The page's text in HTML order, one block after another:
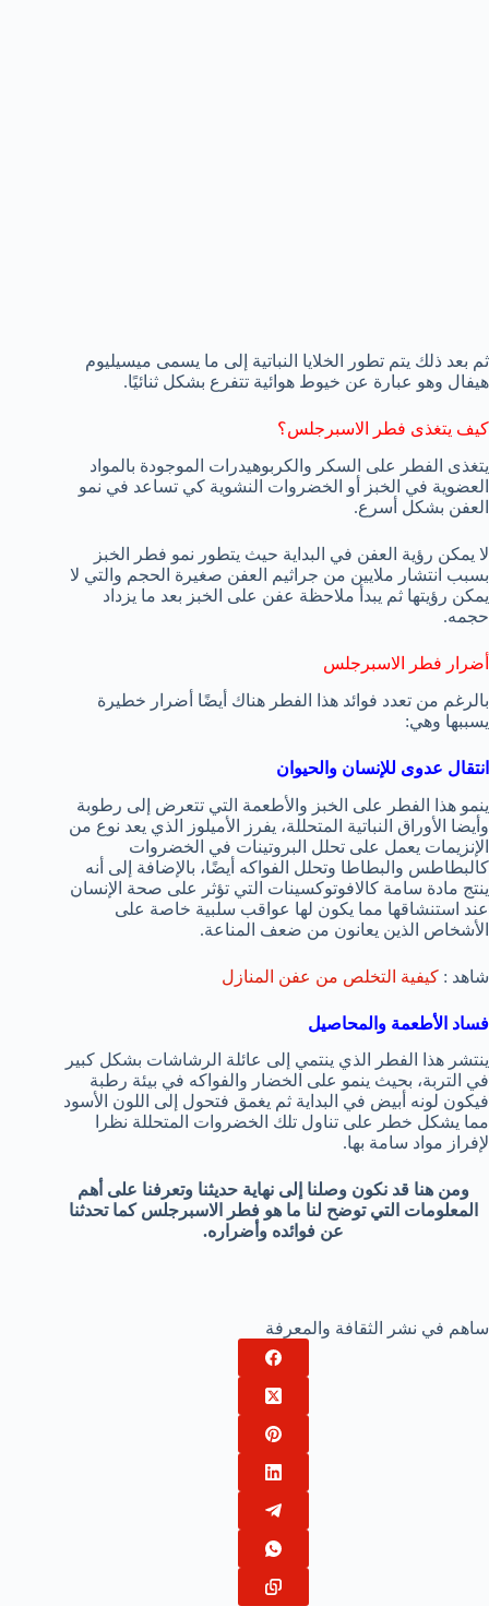
ثم بعد ذلك يتم تطور الخلايا النباتية إلى ما يسمى ميسيليوم
هيفال وهو عبارة عن خيوط هوائية تتفرع بشكل ثنائيًا.
كيف يتغذى فطر الاسبرجلس؟
يتغذى الفطر على السكر والكربوهيدرات الموجودة بالمواد
العضوية في الخبز أو الخضروات النشوية كي تساعد في نمو
العفن بشكل أسرع.
لا يمكن رؤية العفن في البداية حيث يتطور نمو فطر الخبز
بسبب انتشار ملايين من جراثيم العفن صغيرة الحجم والتي لا
يمكن رؤيتها ثم يبدأ ملاحظة عفن على الخبز بعد ما يزداد
حجمه.
أضرار فطر الاسبرجلس
بالرغم من تعدد فوائد هذا الفطر هناك أيضًا أضرار خطيرة
يسببها وهي:
انتقال عدوى للإنسان والحيوان
ينمو هذا الفطر على الخبز والأطعمة التي تتعرض إلى رطوبة
وأيضا الأوراق النباتية المتحللة، يفرز الأميلوز الذي يعد نوع من
الإنزيمات يعمل على تحلل البروتينات في الخضروات
كالبطاطس والبطاطا وتحلل الفواكه أيضًا، بالإضافة إلى أنه
ينتج مادة سامة كالافوتوكسينات التي تؤثر على صحة الإنسان
عند استنشاقها مما يكون لها عواقب سلبية خاصة على
الأشخاص الذين يعانون من ضعف المناعة.
شاهد : كيفية التخلص من عفن المنازل
فساد الأطعمة والمحاصيل
ينتشر هذا الفطر الذي ينتمي إلى عائلة الرشاشات بشكل كبير
في التربة، بحيث ينمو على الخضار والفواكه في بيئة رطبة
فيكون لونه أبيض في البداية ثم يغمق فتحول إلى اللون الأسود
مما يشكل خطر على تناول تلك الخضروات المتحللة نظرا
لإفراز مواد سامة بها.
ومن هنا قد نكون وصلنا إلى نهاية حديثنا وتعرفنا على أهم
المعلومات التي توضح لنا ما هو فطر الاسبرجلس كما تحدثنا
عن فوائده وأضراره.
ساهم في نشر الثقافة والمعرفة